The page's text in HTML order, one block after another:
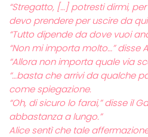
“Stregatto, […] potresti dirmi,
devo prendere per uscire da
“Tutto dipende da dove vuoi
“Non mi importa molto…” disse
“Allora non importa quale via
“…basta che arrivi da qualche
come spiegazione.
“Oh, di sicuro lo farai,” disse il
abbastanza a lungo.”
Alice sentì che tale